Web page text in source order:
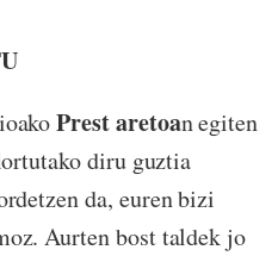
Prest aretoan egiten
diru guztia
da, euren bizi
Aurten bost taldek jo